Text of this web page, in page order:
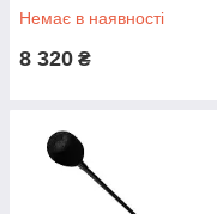
Немає в наявності
8 320 ₴